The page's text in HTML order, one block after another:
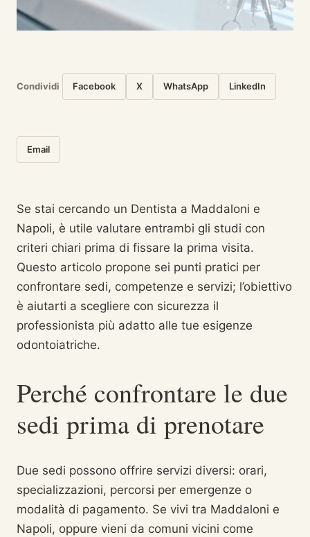
Condividi Facebook X WhatsApp LinkedIn
Email
Se stai cercando un Dentista a Maddaloni e
Napoli, è utile valutare entrambi gli studi con
criteri chiari prima di fissare la prima visita.
Questo articolo propone sei punti pratici per
confrontare sedi, competenze e servizi; l’obiettivo
è aiutarti a scegliere con sicurezza il
professionista più adatto alle tue esigenze
odontoiatriche.
Perché confrontare le due
sedi prima di prenotare
Due sedi possono offrire servizi diversi: orari,
specializzazioni, percorsi per emergenze o
modalità di pagamento. Se vivi tra Maddaloni e
Napoli, oppure vieni da comuni vicini come